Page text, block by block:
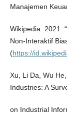
Manajemen
Wikipedia. 2021.
Non-Interaktif
(https://
Xu, Li Da, Wu
Industries: A
on Industrial